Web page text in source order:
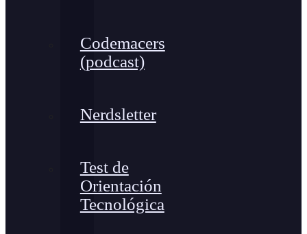
Codemacers
(podcast)
Nerdsletter
Test de
Orientación
Tecnológica